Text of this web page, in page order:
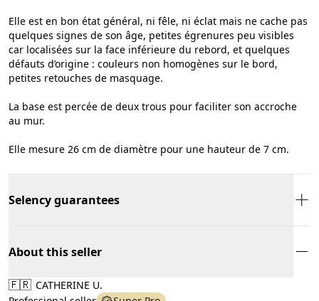
Elle est en bon état général, ni fêle, ni éclat mais ne cache pas
quelques signes de son âge, petites égrenures peu visibles
car localisées sur la face inférieure du rebord, et quelques
défauts d’origine : couleurs non homogènes sur le bord,
petites retouches de masquage.
La base est percée de deux trous pour faciliter son accroche
au mur.
Elle mesure 26 cm de diamètre pour une hauteur de 7 cm.
Selency guarantees
About this seller
🇫🇷 CATHERINE U.